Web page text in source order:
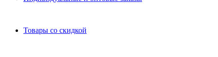
Товары со скидкой